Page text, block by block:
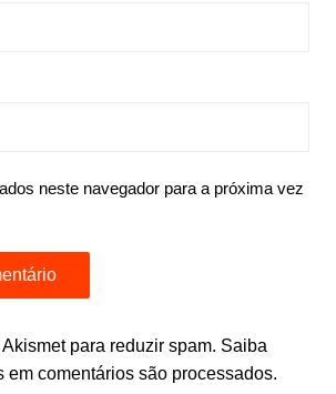
neste navegador para a próxima vez
para reduzir spam. Saiba
em comentários são processados.